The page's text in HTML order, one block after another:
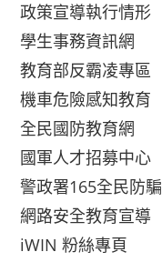
政策宣導執行情形
學生事務資訊網
教育部反霸凌專區
機車危險感知教育
全民國防教育網
國軍人才招募中心
警政署165全民防騙
網路安全教育宣導
iWIN 粉絲專頁